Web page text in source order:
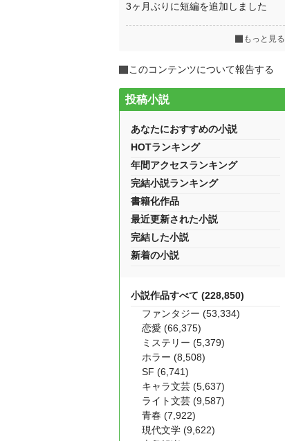
3ヶ月ぶりに短編を追加しました
もっと見る
このコンテンツについて報告する
投稿小説
あなたにおすすめの小説
HOTランキング
年間アクセスランキング
完結小説ランキング
書籍化作品
最近更新された小説
完結した小説
新着の小説
小説作品すべて (228,850)
ファンタジー (53,334)
恋愛 (66,375)
ミステリー (5,379)
ホラー (8,508)
SF (6,741)
キャラ文芸 (5,637)
ライト文芸 (9,587)
青春 (7,922)
現代文学 (9,622)